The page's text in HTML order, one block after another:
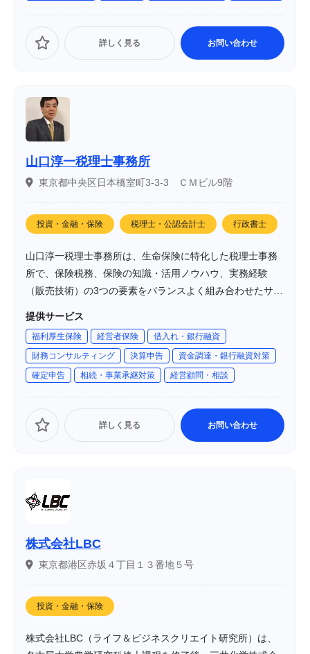
詳しく見る お問い合わせ
山口淳一税理士事務所
東京都中央区日本橋室町3-3-3 ＣＭビル9階
投資・金融・保険 税理士・公認会計士 行政書士
山口淳一税理士事務所は、生命保険に特化した税理士事務
所で、保険税務、保険の知識・活用ノウハウ、実務経験
（販売技術）の3つの要素をバランスよく組み合わせたサー
して信頼性の高いコンサルティングを行っています。特
に、保険の知識だけではなく、マーケット開拓力と販売技
術の両立を重視しています。
提供サービス
福利厚生保険 経営者保険
借入れ・銀行融資
財務コンサルティング
決算申告
資金調達・銀行融資対策
確定申告
相続・事業承継対策 経営顧問・相談
詳しく見る お問い合わせ
株式会社LBC
東京都港区赤坂４丁目１３番地５号
投資・金融・保険
株式会社LBC（ライフ＆ビジネスクリエイト研究所）は、